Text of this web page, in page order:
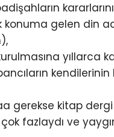
gelen din
yıllarca
kendilerinin
gerekse kitap dergi
fazlaydı ve